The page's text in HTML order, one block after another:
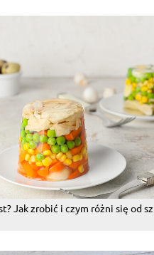
Jak zrobić i czym różni się od